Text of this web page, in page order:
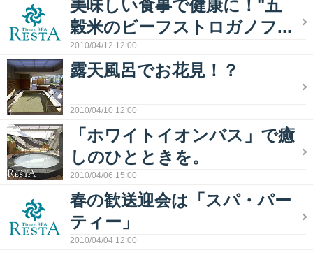
美味しい食事で健康に！"五
穀米のビーフストロガノフ...
2010/04/12 12:00
露天風呂でお花見！？
2010/04/10 12:00
「ホワイトイオンバス」で癒
しのひとときを。
2010/04/06 15:00
春の歓送迎会は「スパ・パー
ティー」
2010/04/04 12:00